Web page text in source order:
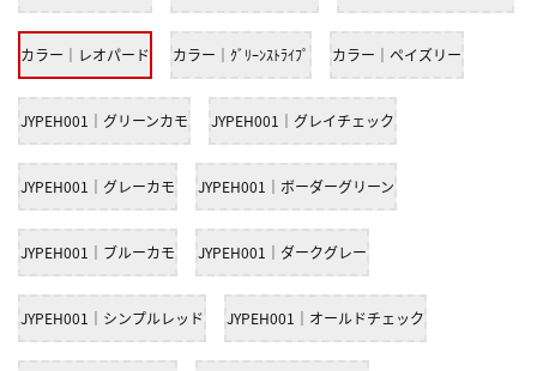
カラー｜レオパード カラー｜ｸﾞﾘｰﾝｽﾄﾗｲﾌﾟ カラー｜ペイズリー
JYPEH001｜グリーンカモ JYPEH001｜グレイチェック
JYPEH001｜グレーカモ JYPEH001｜ボーダーグリーン
JYPEH001｜ブルーカモ JYPEH001｜ダークグレー
JYPEH001｜シンプルレッド JYPEH001｜オールドチェック